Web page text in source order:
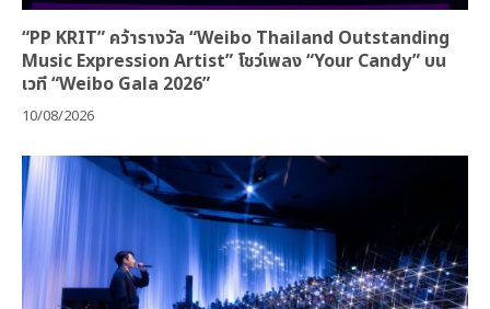
“PP KRIT” คว้ารางวัล “Weibo Thailand Outstanding
Music Expression Artist” โชว์เพลง “Your Candy” บน
เวที “Weibo Gala 2026”
10/08/2026